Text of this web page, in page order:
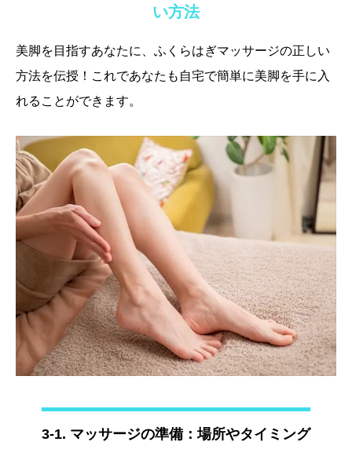
い方法
美脚を目指すあなたに、ふくらはぎマッサージの正しい
方法を伝授！これであなたも自宅で簡単に美脚を手に入
れることができます。
3-1. マッサージの準備：場所やタイミング